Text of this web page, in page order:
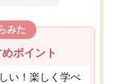
みた
ポイント
い！楽しく学べ